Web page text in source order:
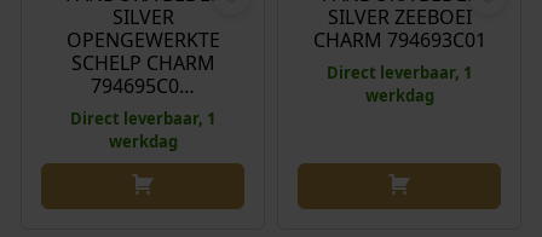
SILVER
OPENGEWERKTE
SCHELP CHARM
794695C0…
Direct leverbaar, 1
werkdag
SILVER ZEEBOEI
CHARM 794693C01
Direct leverbaar, 1
werkdag